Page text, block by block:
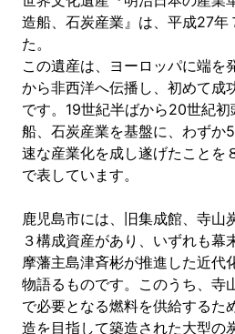
造船、石炭産業』は、平成27年
た。
この遺産は、ヨーロッパに端を
から非西洋へ伝播し、初めて成
です。19世紀半ばから20世紀
船、石炭産業を基盤に、わずか
速な産業化を成し遂げたことを
で表しています。
鹿児島市には、旧集成館、寺山
３構成資産があり、いずれも幕
摩藩主島津斉彬が推進した近代
物語るものです。このうち、寺
で必要となる燃料を供給するた
造を目指して築造された大型の